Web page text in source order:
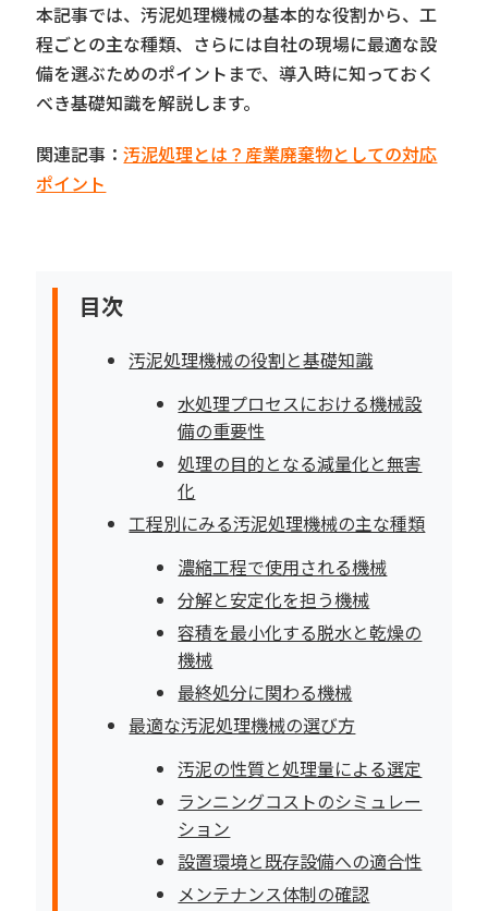
本記事では、汚泥処理機械の基本的な役割から、工
程ごとの主な種類、さらには自社の現場に最適な設
備を選ぶためのポイントまで、導入時に知っておく
べき基礎知識を解説します。
関連記事：汚泥処理とは？産業廃棄物としての対応
ポイント
目次
汚泥処理機械の役割と基礎知識
水処理プロセスにおける機械設
備の重要性
処理の目的となる減量化と無害
化
工程別にみる汚泥処理機械の主な種類
濃縮工程で使用される機械
分解と安定化を担う機械
容積を最小化する脱水と乾燥の
機械
最終処分に関わる機械
最適な汚泥処理機械の選び方
汚泥の性質と処理量による選定
ランニングコストのシミュレー
ション
設置環境と既存設備への適合性
メンテナンス体制の確認